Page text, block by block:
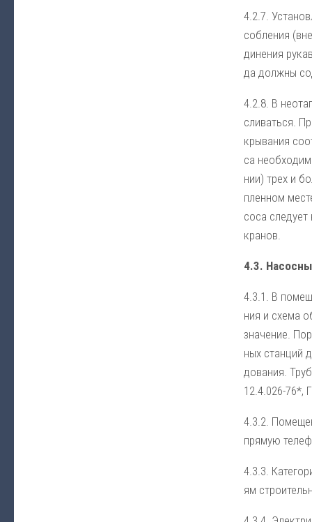
4.2.7.
соб­ле­ния
ди­не­ния
да долж­ны
4.2.8. В
сли­вать­ся.
кры­ва­ния
са
нии) трех и
п­лен­ном
со­са
кра­нов.
4.3.
4.3.1. В
ния и схе­ма
зна­че­ние.
ных стан­ций
до­ва­ния.
12.4.026-76*,
4.3.2.
пря­мую
4.3.3.
ям